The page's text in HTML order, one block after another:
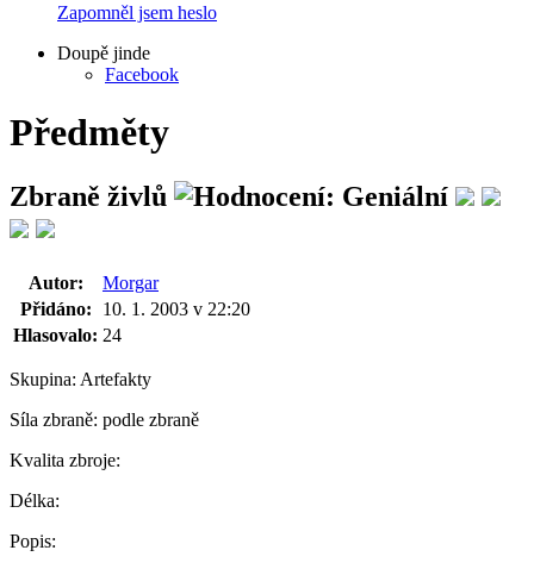
Zapomněl jsem heslo
Doupě jinde
Facebook
Předměty
Zbraně živlů
Autor:
Morgar
Přidáno:
10. 1. 2003 v 22:20
Hlasovalo: 24
Skupina: Artefakty
Síla zbraně: podle zbraně
Kvalita zbroje:
Délka:
Popis: